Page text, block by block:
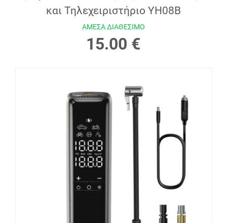
και Τηλεχειριστήριο YH08B
ΑΜΕΣΑ ΔΙΑΘΕΣΙΜΟ
15.00 €